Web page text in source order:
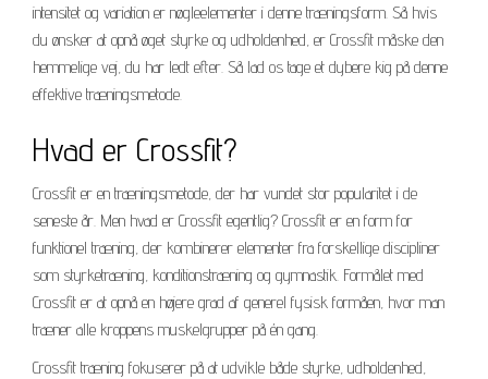
intensitet og variation er nøgleelementer i denne træningsform. Så hvis
du ønsker at opnå øget styrke og udholdenhed, er Crossfit måske den
hemmelige vej, du har ledt efter. Så lad os tage et dybere kig på denne
effektive træningsmetode.
Hvad er Crossfit?
Crossfit er en træningsmetode, der har vundet stor popularitet i de
seneste år. Men hvad er Crossfit egentlig? Crossfit er en form for
funktionel træning, der kombinerer elementer fra forskellige discipliner
som styrketræning, konditionstræning og gymnastik. Formålet med
Crossfit er at opnå en højere grad af generel fysisk formåen, hvor man
træner alle kroppens muskelgrupper på én gang.
Crossfit træning fokuserer på at udvikle både styrke, udholdenhed,